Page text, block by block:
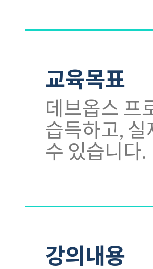
교육목표
데브옵스 프
습득하고,
수 있습니다.
강의내용